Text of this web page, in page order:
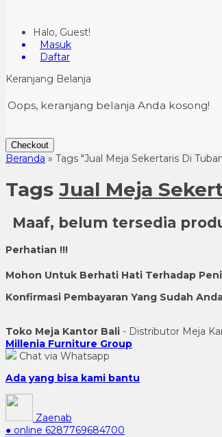
Halo, Guest!
Masuk
Daftar
Keranjang Belanja
Oops, keranjang belanja Anda kosong!
Checkout
Beranda » Tags "Jual Meja Sekertaris Di
Tags Jual Meja
Maaf, belum tersedia
Perhatian !!!
Mohon Untuk Berhati Hati Terhadap
Konfirmasi Pembayaran Yang Sudah
Toko Meja Kantor Bali - Distributor Meja
Millenia Furniture Group
Chat via Whatsapp
Ada yang bisa kami bantu
Zaenab
● online 6287769684700